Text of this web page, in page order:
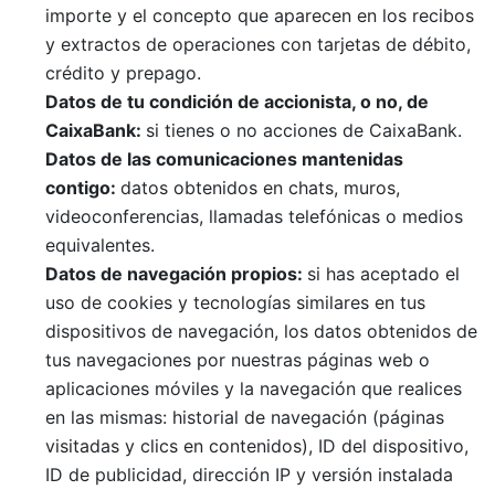
importe y el concepto que aparecen en los recibos
y extractos de operaciones con tarjetas de débito,
crédito y prepago.
Datos de tu condición de accionista, o no, de
CaixaBank: si tienes o no acciones de CaixaBank.
Datos de las comunicaciones mantenidas
contigo: datos obtenidos en chats, muros,
videoconferencias, llamadas telefónicas o medios
equivalentes.
Datos de navegación propios: si has aceptado el
uso de cookies y tecnologías similares en tus
dispositivos de navegación, los datos obtenidos de
tus navegaciones por nuestras páginas web o
aplicaciones móviles y la navegación que realices
en las mismas: historial de navegación (páginas
visitadas y clics en contenidos), ID del dispositivo,
ID de publicidad, dirección IP y versión instalada